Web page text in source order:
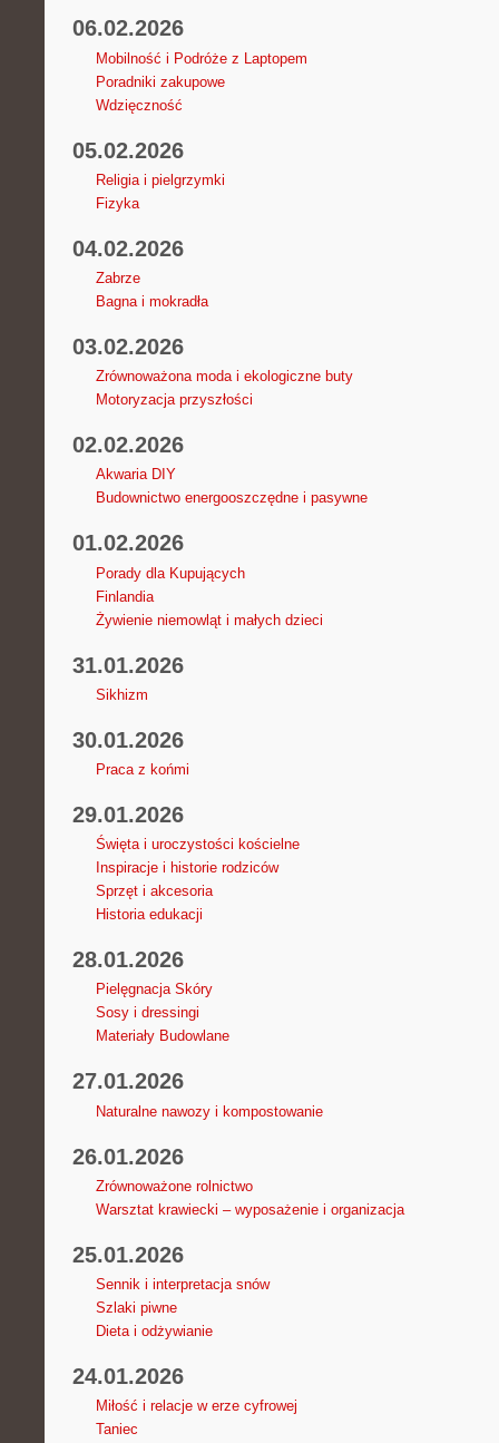
06.02.2026
Mobilność i Podróże z Laptopem
Poradniki zakupowe
Wdzięczność
05.02.2026
Religia i pielgrzymki
Fizyka
04.02.2026
Zabrze
Bagna i mokradła
03.02.2026
Zrównoważona moda i ekologiczne buty
Motoryzacja przyszłości
02.02.2026
Akwaria DIY
Budownictwo energooszczędne i pasywne
01.02.2026
Porady dla Kupujących
Finlandia
Żywienie niemowląt i małych dzieci
31.01.2026
Sikhizm
30.01.2026
Praca z końmi
29.01.2026
Święta i uroczystości kościelne
Inspiracje i historie rodziców
Sprzęt i akcesoria
Historia edukacji
28.01.2026
Pielęgnacja Skóry
Sosy i dressingi
Materiały Budowlane
27.01.2026
Naturalne nawozy i kompostowanie
26.01.2026
Zrównoważone rolnictwo
Warsztat krawiecki – wyposażenie i organizacja
25.01.2026
Sennik i interpretacja snów
Szlaki piwne
Dieta i odżywianie
24.01.2026
Miłość i relacje w erze cyfrowej
Taniec